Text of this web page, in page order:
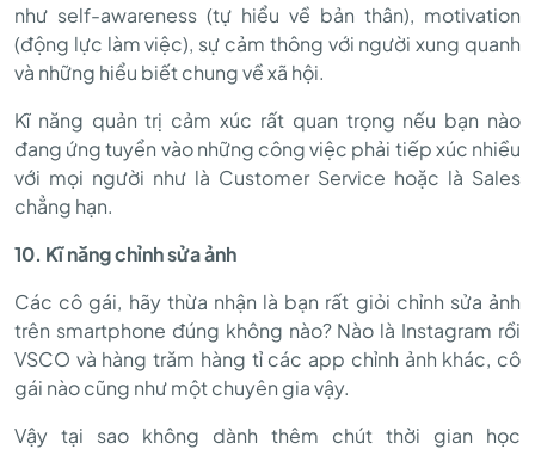
như self-awareness (tự hiểu về bản thân), motivation
(động lực làm việc), sự cảm thông với người xung quanh
và những hiểu biết chung về xã hội.
Kĩ năng quản trị cảm xúc rất quan trọng nếu bạn nào
đang ứng tuyển vào những công việc phải tiếp xúc nhiều
với mọi người như là Customer Service hoặc là Sales
chẳng hạn.
10. Kĩ năng chỉnh sửa ảnh
Các cô gái, hãy thừa nhận là bạn rất giỏi chỉnh sửa ảnh
trên smartphone đúng không nào? Nào là Instagram rồi
VSCO và hàng trăm hàng tỉ các app chỉnh ảnh khác, cô
gái nào cũng như một chuyên gia vậy.
Vậy tại sao không dành thêm chút thời gian học